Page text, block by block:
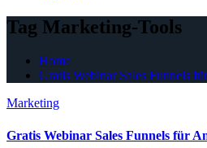
Tag Marketing-Tools
Home
Gratis Webinar Sales Funnels
Marketing
Gratis Webinar Sales Funnels für